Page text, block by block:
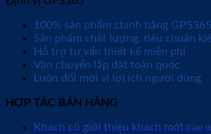
100% sản phẩm chính hãng GPS365
Sản phẩm chất lượng, tiêu chuẩn
Hỗ trợ tư vấn thiết kế miễn phí
Vận chuyển lắp đặt toàn quốc
Luôn đổi mới vì lợi ích người dùng
HỢP TÁC BÁN HÀNG
Khách cũ giới thiệu khách mới (Giới